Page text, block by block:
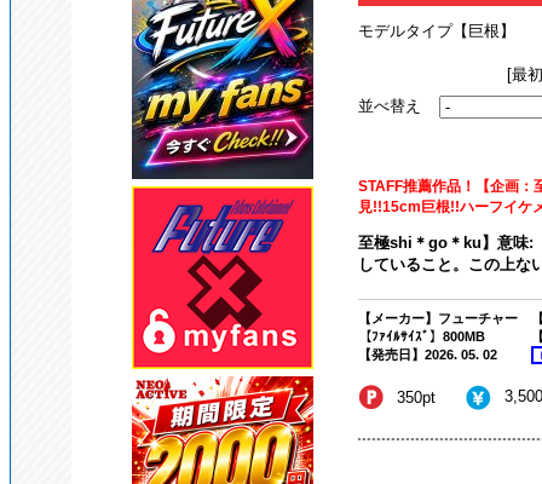
モデルタイプ【巨根】
[最
並べ替え
STAFF推薦作品！【企画：
見!!15cm巨根!!ハーフイケ
至極shi＊go＊ku】意味:
していること。この上な
【メーカー】フューチャー
【ﾌｧｲﾙｻｲｽﾞ】800MB
【発売日】2026. 05. 02
350pt